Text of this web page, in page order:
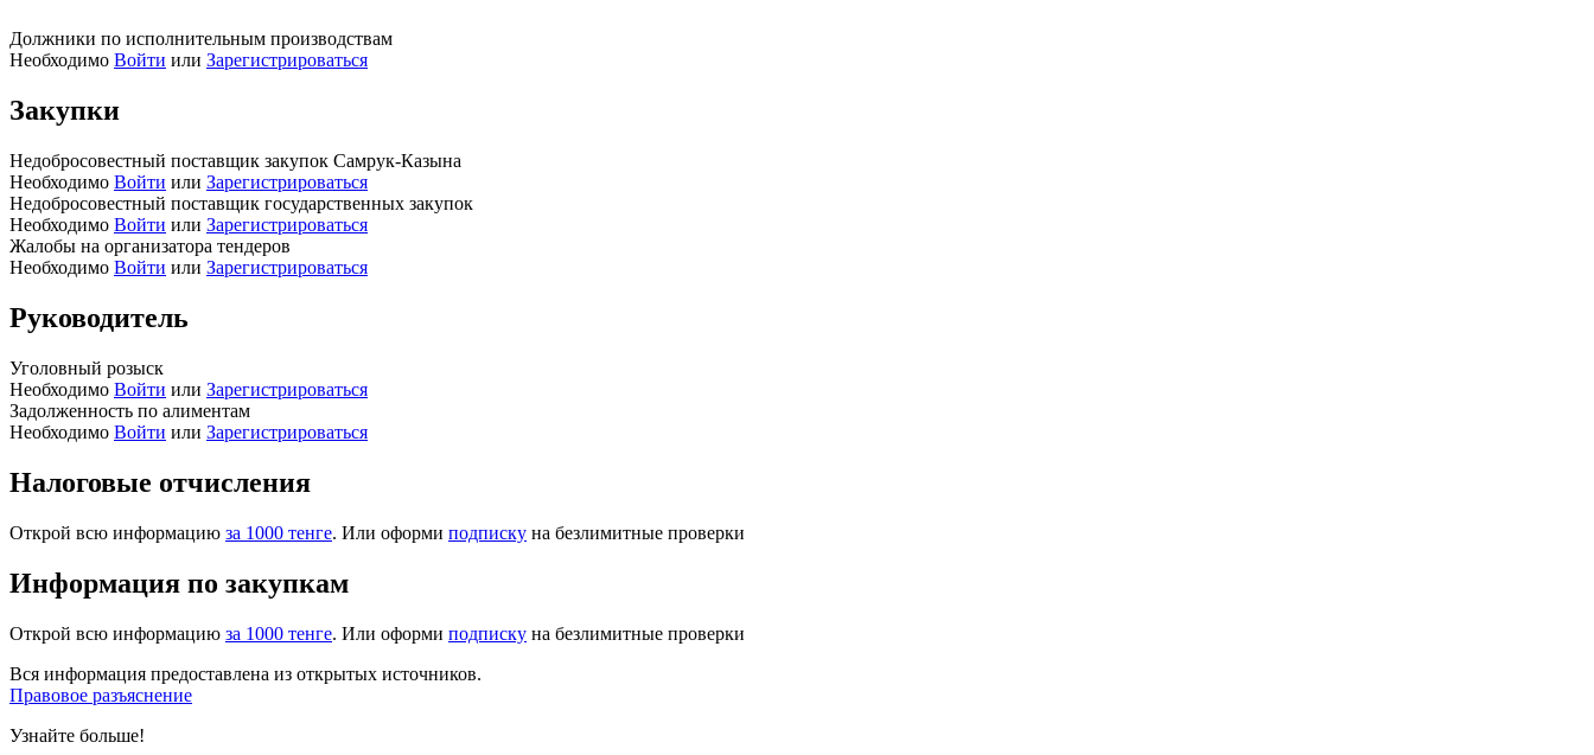
Должники по исполнительным производствам
Необходимо Войти или Зарегистрироваться
Закупки
Недобросовестный поставщик закупок Самрук-Казына
Необходимо Войти или Зарегистрироваться
Недобросовестный поставщик государственных закупок
Необходимо Войти или Зарегистрироваться
Жалобы на организатора тендеров
Необходимо Войти или Зарегистрироваться
Руководитель
Уголовный розыск
Необходимо Войти или Зарегистрироваться
Задолженность по алиментам
Необходимо Войти или Зарегистрироваться
Налоговые отчисления
Открой всю информацию за 1000 тенге. Или оформи подписку на безлимитные проверки
Информация по закупкам
Открой всю информацию за 1000 тенге. Или оформи подписку на безлимитные проверки
Вся информация предоставлена из открытых источников.
Правовое разъяснение
Узнайте больше!